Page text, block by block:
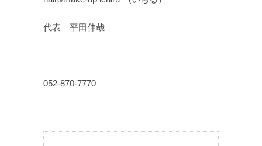
代表 平田伸哉
052-870-7770